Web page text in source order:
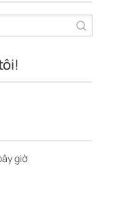
giờ